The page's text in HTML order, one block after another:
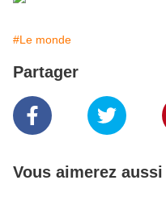
#Le monde
Partager
Vous aimerez aussi